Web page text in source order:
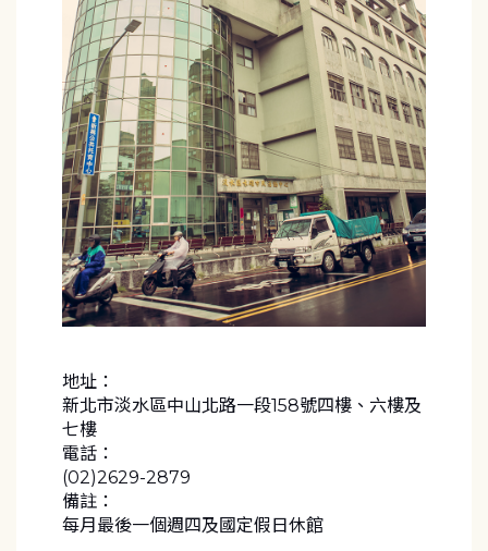
地址：
新北市淡水區中山北路一段158號四樓、六樓及
七樓
電話：
(02)2629-2879
備註：
每月最後一個週四及國定假日休館